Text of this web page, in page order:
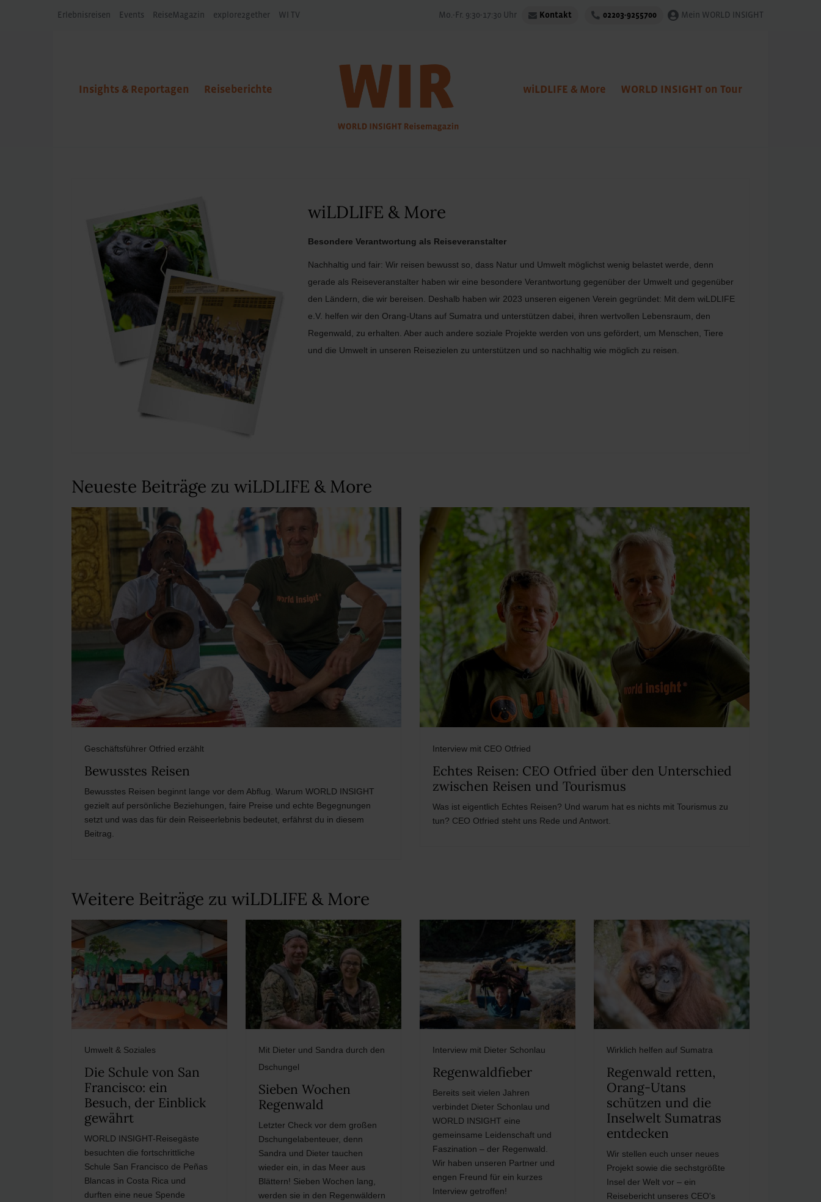
Erlebnisreisen Events ReiseMagazin explore2gether WI TV Mo.-Fr. 9:30-17:30 Uhr Kontakt 02203-9255700 Mein WORLD INSIGHT
Insights & Reportagen Reiseberichte wiLDLIFE & More WORLD INSIGHT on Tour
wiLDLIFE & More
Besondere Verantwortung als Reiseveranstalter
Nachhaltig und fair: Wir reisen bewusst so, dass Natur und Umwelt möglichst wenig belastet werde, denn
gerade als Reiseveranstalter haben wir eine besondere Verantwortung gegenüber der Umwelt und gegenüber
den Ländern, die wir bereisen. Deshalb haben wir 2023 unseren eigenen Verein gegründet: Mit dem wiLDLIFE
e.V. helfen wir den Orang-Utans auf Sumatra und unterstützen dabei, ihren wertvollen Lebensraum, den
Regenwald, zu erhalten. Aber auch andere soziale Projekte werden von uns gefördert, um Menschen, Tiere
und die Umwelt in unseren Reisezielen zu unterstützen und so nachhaltig wie möglich zu reisen.
Neueste Beiträge zu wiLDLIFE & More
Geschäftsführer Otfried erzählt
Bewusstes Reisen
Bewusstes Reisen beginnt lange vor dem Abflug. Warum WORLD INSIGHT
gezielt auf persönliche Beziehungen, faire Preise und echte Begegnungen
setzt und was das für dein Reiseerlebnis bedeutet, erfährst du in diesem
Beitrag.
Interview mit CEO Otfried
Echtes Reisen: CEO Otfried über den Unterschied
zwischen Reisen und Tourismus
Was ist eigentlich Echtes Reisen? Und warum hat es nichts mit Tourismus zu
tun? CEO Otfried steht uns Rede und Antwort.
Weitere Beiträge zu wiLDLIFE & More
Umwelt & Soziales
Die Schule von San
Francisco: ein
Besuch, der Einblick
gewährt
WORLD INSIGHT-Reisegäste
besuchten die fortschrittliche
Schule San Francisco de Peñas
Blancas in Costa Rica und
durften eine neue Spende
Mit Dieter und Sandra durch den
Dschungel
Sieben Wochen
Regenwald
Letzter Check vor dem großen
Dschungelabenteuer, denn
Sandra und Dieter tauchen
wieder ein, in das Meer aus
Blättern! Sieben Wochen lang,
werden sie in den Regenwäldern
Interview mit Dieter Schonlau
Regenwaldfieber
Bereits seit vielen Jahren
verbindet Dieter Schonlau und
WORLD INSIGHT eine
gemeinsame Leidenschaft und
Faszination – der Regenwald.
Wir haben unseren Partner und
engen Freund für ein kurzes
Interview getroffen!
Wirklich helfen auf Sumatra
Regenwald retten,
Orang-Utans
schützen und die
Inselwelt Sumatras
entdecken
Wir stellen euch unser neues
Projekt sowie die sechstgrößte
Insel der Welt vor – ein
Reisebericht unseres CEO's